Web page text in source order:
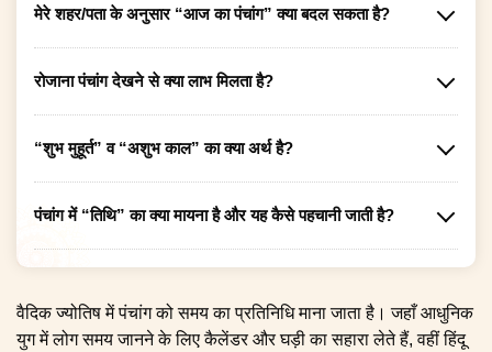
मेरे शहर/पता के अनुसार “आज का पंचांग” क्या बदल सकता है?
रोजाना पंचांग देखने से क्या लाभ मिलता है?
“शुभ मुहूर्त” व “अशुभ काल” का क्या अर्थ है?
पंचांग में “तिथि” का क्या मायना है और यह कैसे पहचानी जाती है?
वैदिक ज्योतिष में पंचांग को समय का प्रतिनिधि माना जाता है। जहाँ आधुनिक
युग में लोग समय जानने के लिए कैलेंडर और घड़ी का सहारा लेते हैं, वहीं हिंदू